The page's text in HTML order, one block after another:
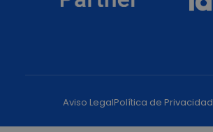
Aviso LegalPolítica de Privacidad